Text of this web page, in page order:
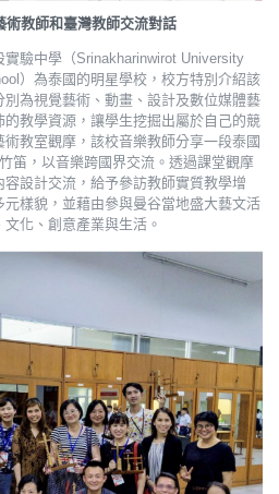
術教師和臺灣教師交流對話
驗中學（Srinakharinwirot University
）為泰國的明星學校，校方特別介紹該
為視覺藝術、動畫、設計及數位媒體藝
教學資源，讓學生挖掘出屬於自己的競
教室觀摩，該校音樂教師分享一段泰國
笛，以音樂跨國界交流。透過課堂觀摩
設計交流，給予參訪教師實質教學增
樣貌，並藉由參與曼谷當地盛大藝文活
化、創意產業與生活。